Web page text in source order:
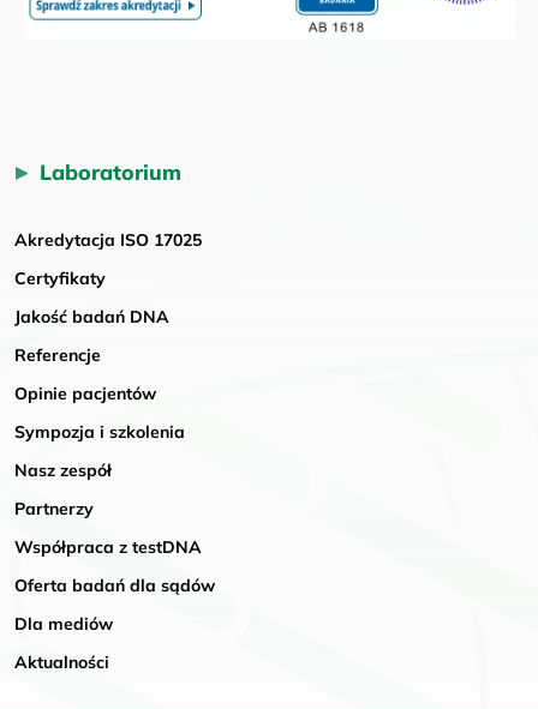
Laboratorium
Akredytacja ISO 17025
Certyfikaty
Jakość badań DNA
Referencje
Opinie pacjentów
Sympozja i szkolenia
Nasz zespół
Partnerzy
Współpraca z testDNA
Oferta badań dla sądów
Dla mediów
Aktualności